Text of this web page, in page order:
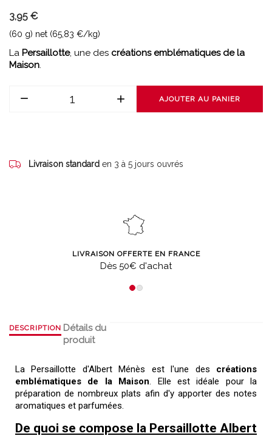
3,95 €
(60 g) net (65,83 €/kg)
La Persaillotte, une des créations emblématiques de la
Maison.
AJOUTER AU PANIER
Livraison standard en 3 à 5 jours ouvrés
LIVRAISON OFFERTE EN FRANCE
Dès 50€ d'achat
DESCRIPTION Détails du
produit
La Persaillotte d'Albert Ménès est l'une des créations
emblématiques de la Maison. Elle est idéale pour la
préparation de nombreux plats afin d'y apporter des notes
aromatiques et parfumées.
De quoi se compose la Persaillotte Albert